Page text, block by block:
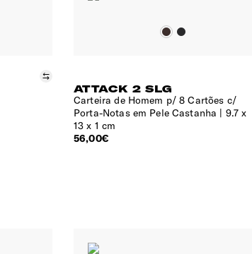
ATTACK 2 SLG
Carteira de Homem p/ 8 Cartões c/
Porta-Notas em Pele Castanha
9.7 x
13 x 1 cm
56,00€